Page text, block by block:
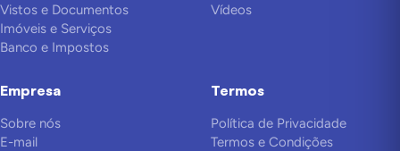
Vistos e Documentos
Imóveis e Serviços
Banco e Impostos
Vídeos
Empresa
Sobre nós
E-mail
Termos
Política de Privacidade
Termos e Condições